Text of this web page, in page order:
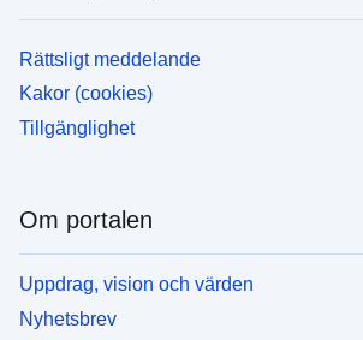
Rättsligt meddelande
Kakor (cookies)
Tillgänglighet
Om portalen
Uppdrag, vision och värden
Nyhetsbrev